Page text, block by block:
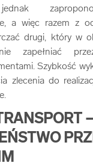
a więc razem z
drugi, który w
zapełniać
Szybkość
zlecenia do